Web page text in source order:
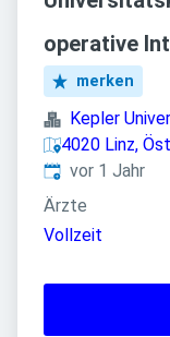
operative
merken
Kepler
4020 Linz,
Veröffentlicht
vor 1 Jahr
Ärzte
Vollzeit